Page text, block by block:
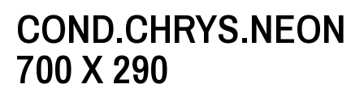
COND.CHRYS.NEON
700 X 290